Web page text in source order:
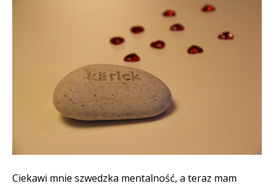
Ciekawi mnie szwedzka mentalność, a teraz mam